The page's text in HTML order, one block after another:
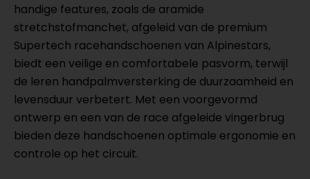
handige features, zoals de aramide
stretchstofmanchet, afgeleid van de premium
Supertech racehandschoenen van Alpinestars,
biedt een veilige en comfortabele pasvorm, terwijl
de leren handpalmversterking de duurzaamheid en
levensduur verbetert. Met een voorgevormd
ontwerp en een van de race afgeleide vingerbrug
bieden deze handschoenen optimale ergonomie en
controle op het circuit.